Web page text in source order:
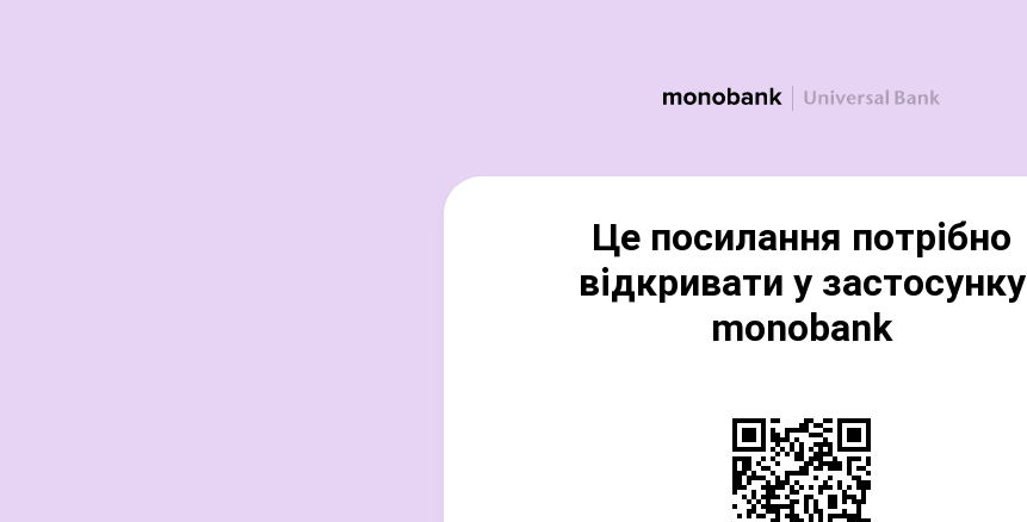
Це посилання потрібно
відкривати у застосунку
monobank